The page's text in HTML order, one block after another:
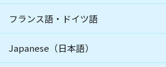
フランス語・ドイツ語
Japanese（日本語）